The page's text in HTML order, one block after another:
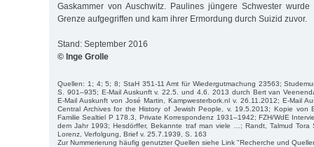
Gaskammer von Auschwitz. Paulines jüngere Schwester
Grenze aufgegriffen und kam ihrer Ermordung durch Suizid zuvor.
Stand: September 2016
© Inge Grolle
Quellen: 1; 4; 5; 8; StaH 351-11 Amt für Wiedergutmachung 23563;
S. 901–935; E-Mail Auskunft v. 22.5. und 4.6. 2013 durch Bert van
E-Mail Auskunft von José Martin, Kampwesterbork.nl v. 26.11.2012; E-Mail
Central Archives for the History of Jewish People, v. 19.5.2013; Kopie von
Familie Sealtiel P 178.3, Private Korrespondenz 1931–1942; FZH/WdE
dem Jahr 1993; Hesdörffer, Bekannte traf man viele …; Randt, Talmud
Lorenz, Verfolgung, Brief v. 25.7.1939, S. 163
Zur Nummerierung häufig genutzter Quellen siehe Link "Recherche und